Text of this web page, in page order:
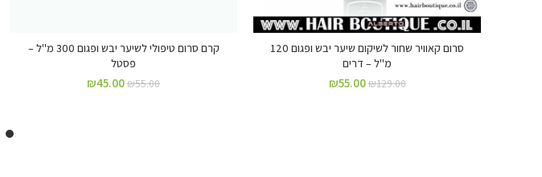
סרום קאוויר שחור לשיקום שיער יבש ופגום 120
מ"ל – דרים
₪129.00
₪55.00
קרם סרום טיפולי לשיער יבש ופגום 300 מ"ל –
פסטל
₪55.00
₪45.00